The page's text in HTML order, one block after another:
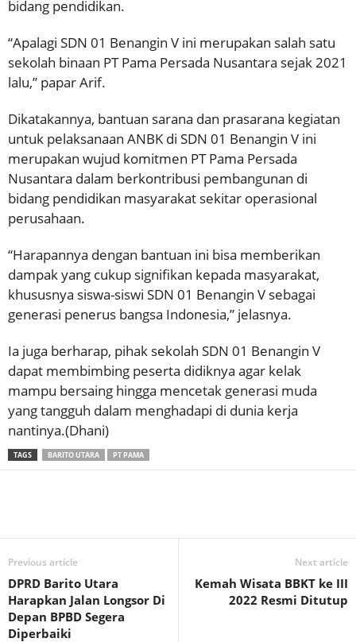
bidang pendidikan.
“Apalagi SDN 01 Benangin V ini merupakan salah satu
sekolah binaan PT Pama Persada Nusantara sejak 2021
lalu,” papar Arif.
Dikatakannya, bantuan sarana dan prasarana kegiatan
untuk pelaksanaan ANBK di SDN 01 Benangin V ini
merupakan wujud komitmen PT Pama Persada
Nusantara dalam berkontribusi pembangunan di
bidang pendidikan masyarakat sekitar operasional
perusahaan.
“Harapannya dengan bantuan ini bisa memberikan
dampak yang cukup signifikan kepada masyarakat,
khususnya siswa-siswi SDN 01 Benangin V sebagai
generasi penerus bangsa Indonesia,” jelasnya.
Ia juga berharap, pihak sekolah SDN 01 Benangin V
dapat membimbing peserta didiknya agar kelak
mampu bersaing hingga mencetak generasi muda
yang tangguh dalam menghadapi di dunia kerja
nantinya.(Dhani)
TAGS BARITO UTARA PT PAMA
Previous article
DPRD Barito Utara
Harapkan Jalan Longsor Di
Depan BPBD Segera
Diperbaiki
Next article
Kemah Wisata BBKT ke III
2022 Resmi Ditutup